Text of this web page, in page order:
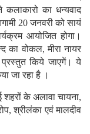
का धन्यवाद
20 जनवरी को सायं
आयोजित होगा।
का वोकल, मीरा नायर
प्रस्तुत किये जाएगें। ये
जा रहा है ।
शहरों के अलावा चायना,
श्रीलंका एवं मालदीव